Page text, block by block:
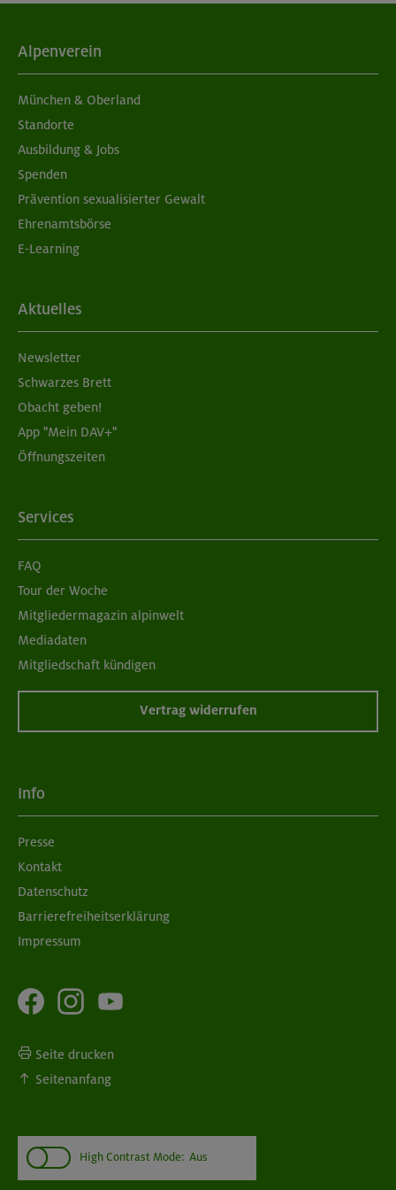
05./06.09.26
Grundkurs Klettern indoor
München
05./06.09.26
Grundkurs Klettern indoor für Frauen
München
07./14./21.09.26
08./09.09.26
Grundkurs Klettern indoor
München
Alpenverein
München & Oberland
Standorte
Ausbildung & Jobs
Spenden
Prävention sexualisierter Gewalt
Ehrenamtsbörse
E-Learning
Aktuelles
Newsletter
Schwarzes Brett
Obacht geben!
App "Mein DAV+"
Öffnungszeiten
Services
FAQ
Tour der Woche
Mitgliedermagazin alpinwelt
Mediadaten
Mitgliedschaft kündigen
Vertrag widerrufen
Info
Presse
Kontakt
Datenschutz
Barrierefreiheitserklärung
Impressum
Seite drucken
Seitenanfang
High Contrast Mode: Aus